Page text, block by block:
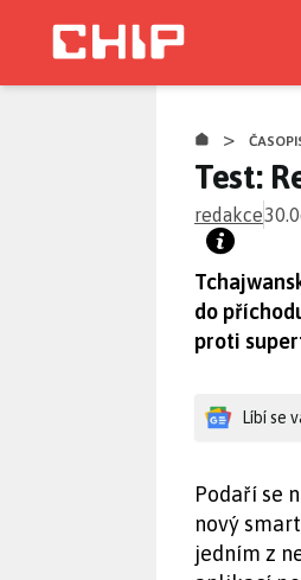
>
Test:
redakce
do
proti
Líbí se
Podaří se
nový
jedním z